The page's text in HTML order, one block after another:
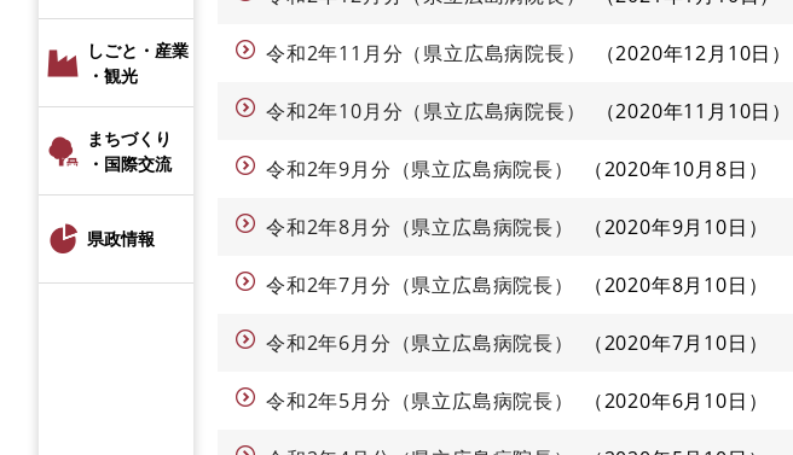
しごと・産業
・観光
まちづくり
・国際交流
県政情報
令和2年11月分（県立広島病院長） 2020年12月10日
令和2年10月分（県立広島病院長） 2020年11月10日
令和2年9月分（県立広島病院長） 2020年10月8日
令和2年8月分（県立広島病院長） 2020年9月10日
令和2年7月分（県立広島病院長） 2020年8月10日
令和2年6月分（県立広島病院長） 2020年7月10日
令和2年5月分（県立広島病院長） 2020年6月10日